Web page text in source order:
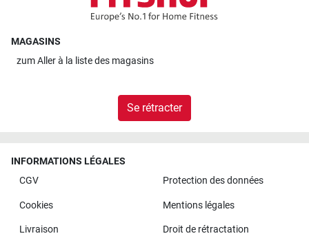
MAGASINS
zumAller à la liste des magasins
Se rétracter
INFORMATIONS LÉGALES
CGV
Protection des données
Cookies Mentions légales
Livraison Droit de rétractation